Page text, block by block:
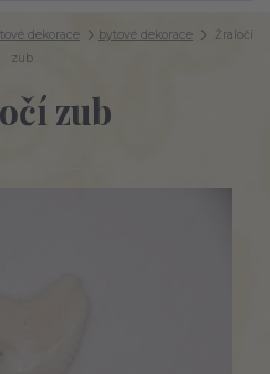
dekorace bytové dekorace
Žraločí
zub
zub